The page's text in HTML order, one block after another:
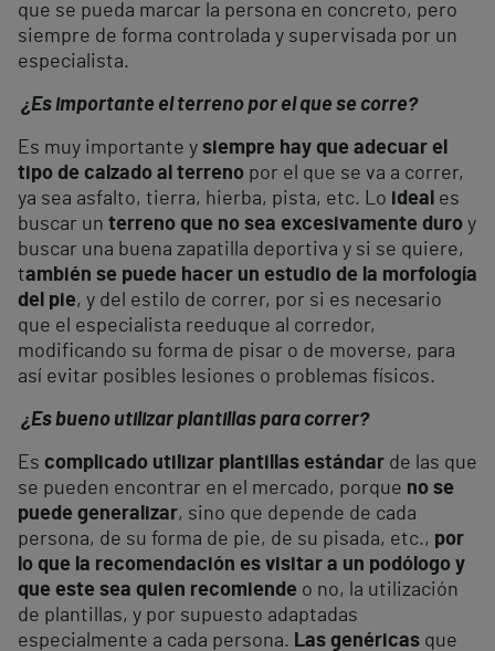
que se pueda marcar la persona en concreto, pero
siempre de forma controlada y supervisada por un
especialista.
¿Es importante el terreno por el que se corre?
Es muy importante y siempre hay que adecuar el
tipo de calzado al terreno por el que se va a correr,
ya sea asfalto, tierra, hierba, pista, etc. Lo ideal es
buscar un terreno que no sea excesivamente duro y
buscar una buena zapatilla deportiva y si se quiere,
también se puede hacer un estudio de la morfología
del pie, y del estilo de correr, por si es necesario
que el especialista reeduque al corredor,
modificando su forma de pisar o de moverse, para
así evitar posibles lesiones o problemas físicos.
¿Es bueno utilizar plantillas para correr?
Es complicado utilizar plantillas estándar de las que
se pueden encontrar en el mercado, porque no se
puede generalizar, sino que depende de cada
persona, de su forma de pie, de su pisada, etc., por
lo que la recomendación es visitar a un podólogo y
que este sea quien recomiende o no, la utilización
de plantillas, y por supuesto adaptadas
especialmente a cada persona. Las genéricas que